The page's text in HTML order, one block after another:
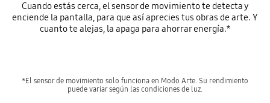
Cuando estás cerca, el sensor de movimiento te detecta y
enciende la pantalla, para que así aprecies tus obras de arte. Y
cuanto te alejas, la apaga para ahorrar energía.*
*El sensor de movimiento solo funciona en Modo Arte. Su rendimiento
puede variar según las condiciones de luz.